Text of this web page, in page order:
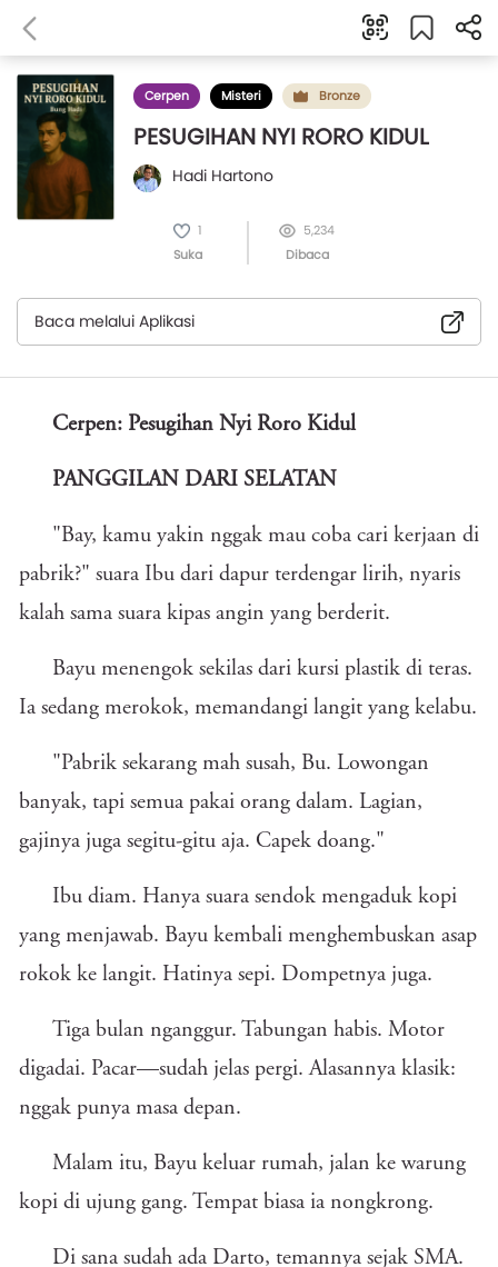
Cerpen Misteri Bronze
PESUGIHAN NYI RORO KIDUL
Hadi Hartono
1
Suka
5,234
Dibaca
Baca melalui Aplikasi
Cerpen: Pesugihan Nyi Roro Kidul
PANGGILAN DARI SELATAN
"Bay, kamu yakin nggak mau coba cari kerjaan di
pabrik?" suara Ibu dari dapur terdengar lirih, nyaris
kalah sama suara kipas angin yang berderit.
Bayu menengok sekilas dari kursi plastik di teras.
Ia sedang merokok, memandangi langit yang kelabu.
"Pabrik sekarang mah susah, Bu. Lowongan
banyak, tapi semua pakai orang dalam. Lagian,
gajinya juga segitu-gitu aja. Capek doang."
Ibu diam. Hanya suara sendok mengaduk kopi
yang menjawab. Bayu kembali menghembuskan asap
rokok ke langit. Hatinya sepi. Dompetnya juga.
Tiga bulan nganggur. Tabungan habis. Motor
digadai. Pacar—sudah jelas pergi. Alasannya klasik:
nggak punya masa depan.
Malam itu, Bayu keluar rumah, jalan ke warung
kopi di ujung gang. Tempat biasa ia nongkrong.
Di sana sudah ada Darto, temannya sejak SMA.